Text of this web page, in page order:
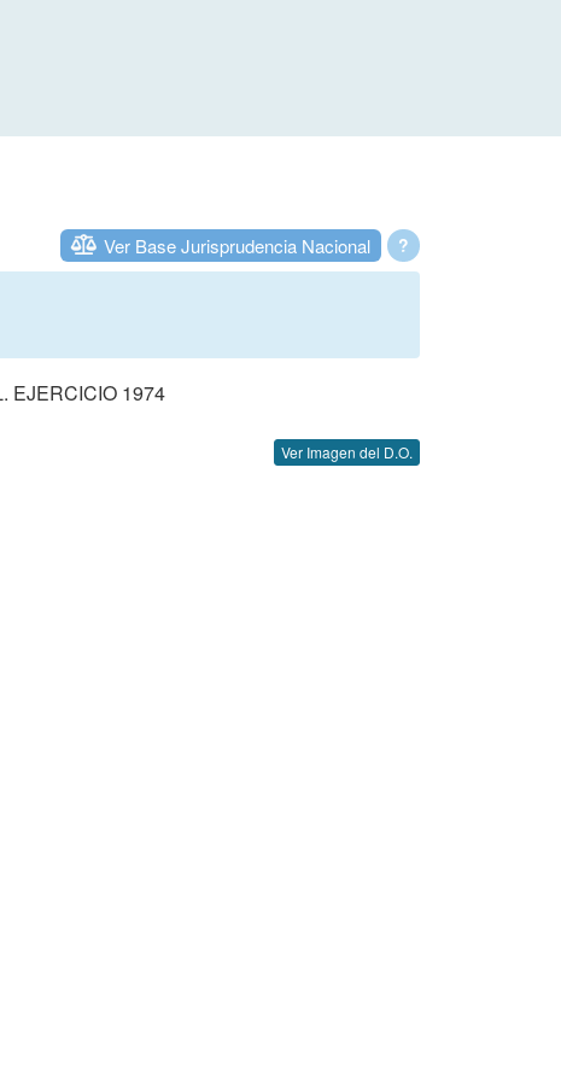
?
Ver Base Jurisprudencia Nacional
EJERCICIO 1974
Ver Imagen del D.O.